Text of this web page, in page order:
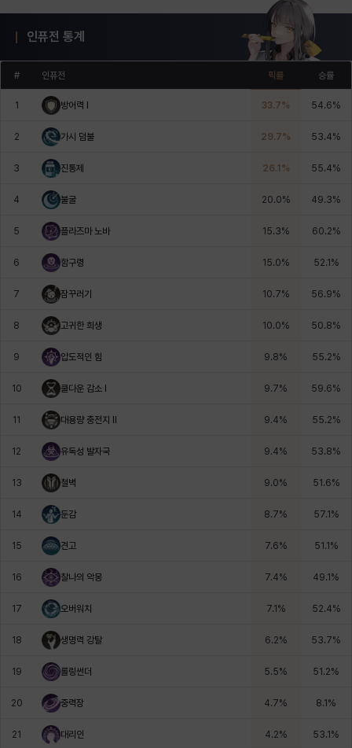
알론소 얀
이슈트반
츠바메
코렐라인 크레이버
펜리르 펠릭스 피올로 하트
헤이즈 히스이
인퓨전 통계
# 인퓨전 픽률 승률
1 방어력 I 33.7% 54.6%
2 가시 덤불 29.7% 53.4%
3 진통제 26.1 % 55.4%
4 불굴 20.0% 49.3%
5 플라즈마 노바 15.3% 60.2%
6 함구령 15.0% 52.1%
7 잠꾸러기 10.7% 56.9%
8 고귀한 희생 10.0% 50.8%
9 압도적인 힘 9.8% 55.2%
10 쿨다운 감소 I 9.7% 59.6%
11 대용량 충전지 Il 9.4% 55.2%
12 유독성 발자국 9.4% 53.8%
13 철벽 9.0% 51.6%
14 둔감 8.7% 57.1%
15 견고 7.6% 51.1%
16 찰나의 악몽 7.4% 49.1%
17 오버워치 7.1% 52.4%
18 생명력 강탈 6.2% 53.7%
19 롤링썬더 5.5% 51.2%
20 중력장 4.7% 8.1%
21 대리인 4.2% 53.1%